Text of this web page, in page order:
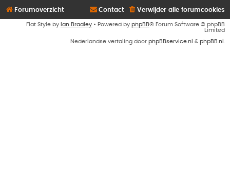
Forumoverzicht Verwijder alle forumcookies
Contact
Flat Style by Ian Bradley • Powered by phpBB® Forum Software © phpBB
Limited
Nederlandse vertaling door phpBBservice.nl & phpBB.nl